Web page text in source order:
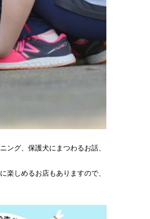
ング、保護犬にまつわるお話、
楽しめるお店もありますので、